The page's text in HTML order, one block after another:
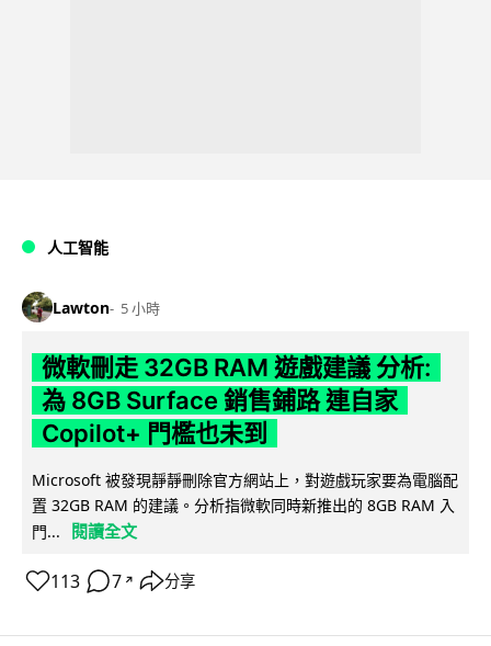
人工智能
Lawton 5 小時
微軟刪走 32GB RAM 遊戲建議 分析:
為 8GB Surface 銷售鋪路 連自家
Copilot+ 門檻也未到
Microsoft 被發現靜靜刪除官方網站上，對遊戲玩家要為電腦配
置 32GB RAM 的建議。分析指微軟同時新推出的 8GB RAM 入
門...
閱讀全文
113 7 ↗ 分享